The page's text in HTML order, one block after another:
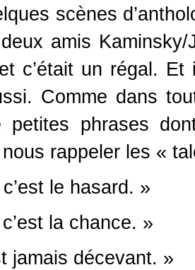
scènes
amis
c’était un régal.
Comme dans
petites phrases
rappeler les «
le hasard. »
la chance. »
jamais décevant. »